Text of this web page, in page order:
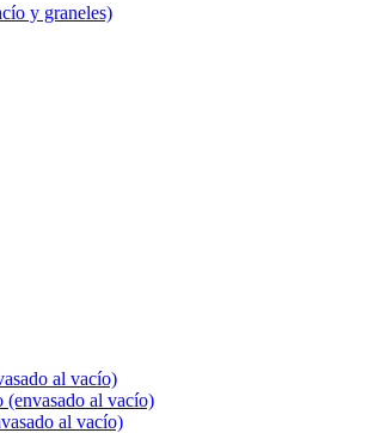
y graneles)
al vacío)
(envasado al vacío)
al vacío)